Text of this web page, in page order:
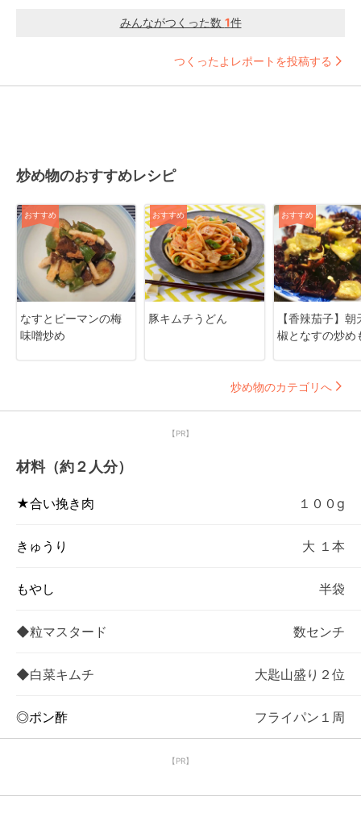
みんながつくった数 1件
つくったよレポートを投稿する
炒め物のおすすめレシピ
おすすめ
なすとピーマンの梅
味噌炒め
おすすめ
豚キムチうどん
おすすめ
【香辣茄子】朝
椒となすの炒め
炒め物のカテゴリへ
【PR】
材料（約２人分）
★合い挽き肉 １００g
きゅうり 大 １本
もやし 半袋
◆粒マスタード 数センチ
◆白菜キムチ 大匙山盛り２位
◎ポン酢 フライパン１周
【PR】